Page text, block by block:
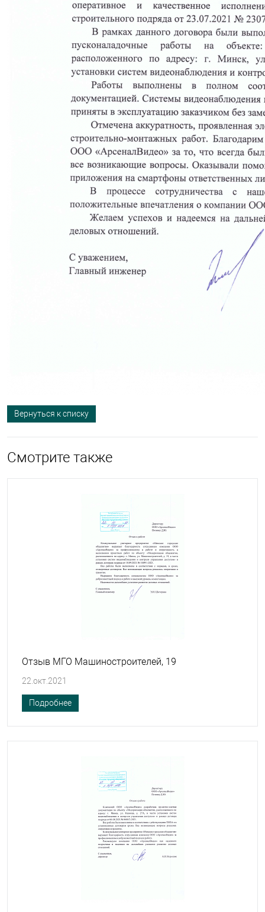
Вернуться к списку
Смотрите также
Отзыв МГО Машиностроителей, 19
22.окт.2021
Подробнее